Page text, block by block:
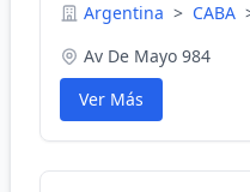
Argentina > CABA
Av De Mayo 984
Ver Más